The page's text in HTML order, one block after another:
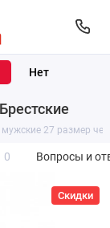
мужские 27 размер
0 Вопросы и
Скидки